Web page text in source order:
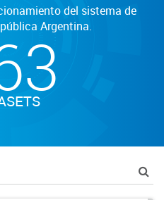
del sistema de
Argentina.